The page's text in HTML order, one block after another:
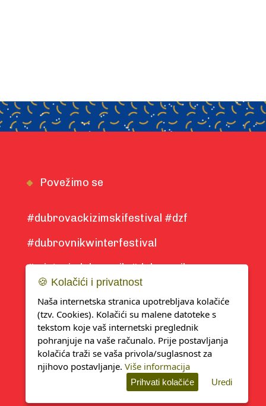
Povežimo se
#dubrovackizimskifestival #dzf
#dubrovnikwinterfestival
#winterindubrovnik #dubrovnik
Izjava o
kolačićima
Developed
by KlikIT
🍪 Kolačići i privatnost
Naša internetska stranica upotrebljava kolačiće
(tzv. Cookies). Kolačići su malene datoteke s
tekstom koje vaš internetski preglednik
pohranjuje na vaše računalo. Prije postavljanja
kolačića traži se vaša privola/suglasnost za
njihovo postavljanje. Više informacija
Prihvati kolačiće Uredi